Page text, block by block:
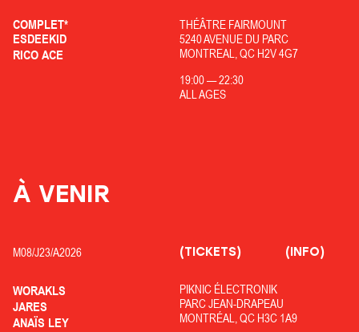
COMPLET*
ESDEEKID
RICO ACE
THÉÂTRE FAIRMOUNT
5240 AVENUE DU PARC
MONTREAL, QC H2V 4G7
19:00—22:30
ALL AGES
À VENIR
M08/J23/A2026
WORAKLS
JARES
ANAÏS LEY
PIKNIC ÉLECTRONIK
PARC JEAN-DRAPEAU
MONTRÉAL, QC H3C 1A9
(TICKETS) (INFO)